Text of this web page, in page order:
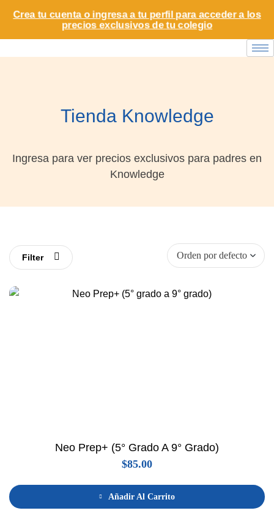
Crea tu cuenta o ingresa a tu perfil para acceder a los
precios exclusivos de tu colegio
Tienda Knowledge
Ingresa para ver precios exclusivos para padres en
Knowledge
Filter
Neo Prep+ (5° Grado A 9° Grado)
$85.00
Añadir Al Carrito